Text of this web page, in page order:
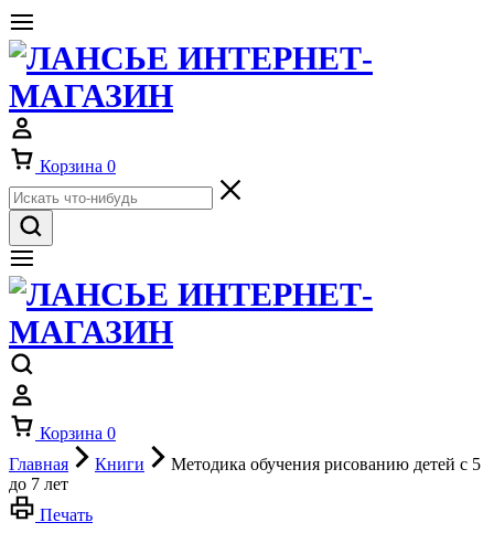
Корзина 0
Корзина 0
Главная
Книги
Методика обучения рисованию детей с 5
до 7 лет
Печать